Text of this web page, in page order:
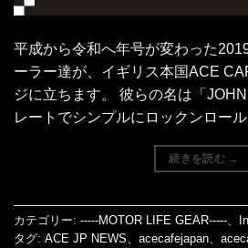
平成から令和へ年号が変わった
ーラー達が、イギリス本国ACE
ジに立ちます。 彼らの名は「
レートでシンプルにロックンロー
続きを読む →
カテゴリー: -----MOTOR LIFE GEAR-----
タグ: ACE JP NEWS acecafejapan